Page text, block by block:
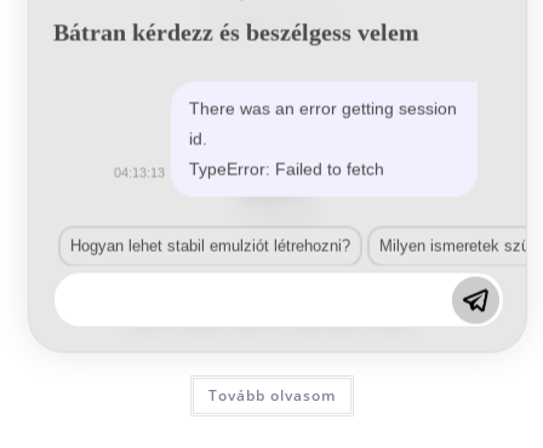
Tovább olvasom
00916 Water-Borne Mordant Paste
Tovább olvasom
Bátran kérdezz és beszélgess velem
There was an error getting session
id.
TypeError: Failed to fetch
04:13:13
Hogyan lehet stabil emulziót létrehozni? Milyen ismeretek